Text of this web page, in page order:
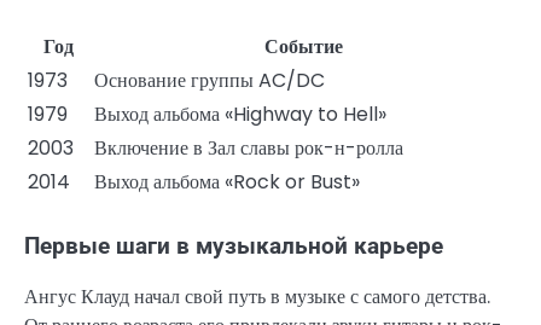
Год
Событие
1973
Основание группы AC/DC
1979
Выход альбома «Highway to Hell»
2003
Включение в Зал славы рок-н-ролла
2014
Выход альбома «Rock or Bust»
Первые шаги в музыкальной карьере
Ангус Клауд начал свой путь в музыке с самого детства.